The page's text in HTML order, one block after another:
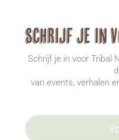
Schrijf je in
Schrijf je in voor Tribal
van events, verhalen